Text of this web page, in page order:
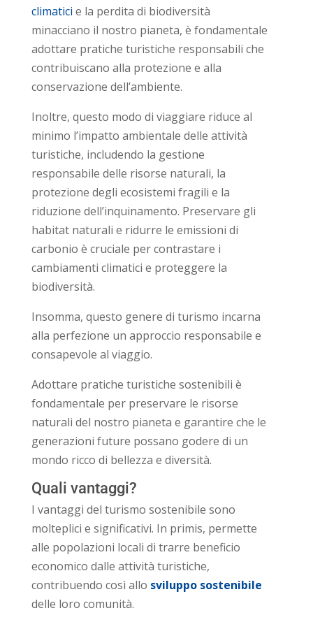
climatici e la perdita di biodiversità
minacciano il nostro pianeta, è fondamentale
adottare pratiche turistiche responsabili che
contribuiscano alla protezione e alla
conservazione dell’ambiente.
Inoltre, questo modo di viaggiare riduce al
minimo l’impatto ambientale delle attività
turistiche, includendo la gestione
responsabile delle risorse naturali, la
protezione degli ecosistemi fragili e la
riduzione dell’inquinamento. Preservare gli
habitat naturali e ridurre le emissioni di
carbonio è cruciale per contrastare i
cambiamenti climatici e proteggere la
biodiversità.
Insomma, questo genere di turismo incarna
alla perfezione un approccio responsabile e
consapevole al viaggio.
Adottare pratiche turistiche sostenibili è
fondamentale per preservare le risorse
naturali del nostro pianeta e garantire che le
generazioni future possano godere di un
mondo ricco di bellezza e diversità.
Quali vantaggi?
I vantaggi del turismo sostenibile sono
molteplici e significativi. In primis, permette
alle popolazioni locali di trarre beneficio
economico dalle attività turistiche,
contribuendo così allo sviluppo sostenibile
delle loro comunità.